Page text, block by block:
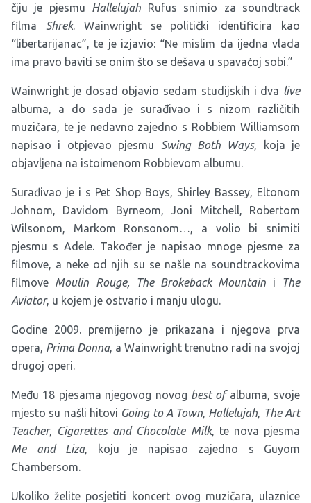
čiju je pjesmu Hallelujah Rufus snimio za soundtrack
filma Shrek. Wainwright se politički identificira kao
“libertarijanac”, te je izjavio: “Ne mislim da ijedna vlada
ima pravo baviti se onim što se dešava u spavaćoj sobi.”
Wainwright je dosad objavio sedam studijskih i dva live
albuma, a do sada je surađivao i s nizom različitih
muzičara, te je nedavno zajedno s Robbiem Williamsom
napisao i otpjevao pjesmu Swing Both Ways, koja je
objavljena na istoimenom Robbievom albumu.
Surađivao je i s Pet Shop Boys, Shirley Bassey, Eltonom
Johnom, Davidom Byrneom, Joni Mitchell, Robertom
Wilsonom, Markom Ronsonom…, a volio bi snimiti
pjesmu s Adele. Također je napisao mnoge pjesme za
filmove, a neke od njih su se našle na soundtrackovima
filmove Moulin Rouge, The Brokeback Mountain i
The
Aviator, u kojem je ostvario i manju ulogu.
Godine 2009. premijerno je prikazana i njegova prva
opera, Prima Donna, a Wainwright trenutno radi na svojoj
drugoj operi.
Među 18 pjesama njegovog novog best ofalbuma, svoje
mjesto su našli hitovi Going to A Town, Hallelujah, The Art
Teacher, Cigarettes and Chocolate Milk, te nova pjesma
Me and Liza, koju je napisao zajedno s Guyom
Chambersom.
Ukoliko želite posjetiti koncert ovog muzičara, ulaznice